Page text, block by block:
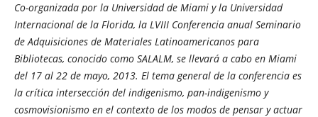
Co-organizada por la Universidad de Miami y la Universidad
Internacional de la Florida, la LVIII Conferencia anual Seminario
de Adquisiciones de Materiales Latinoamericanos para
Bibliotecas, conocido como SALALM, se llevará a cabo en Miami
del 17 al 22 de mayo, 2013. El tema general de la conferencia es
la crítica intersección del indigenismo, pan-indigenismo y
cosmovisionismo en el contexto de los modos de pensar y actuar